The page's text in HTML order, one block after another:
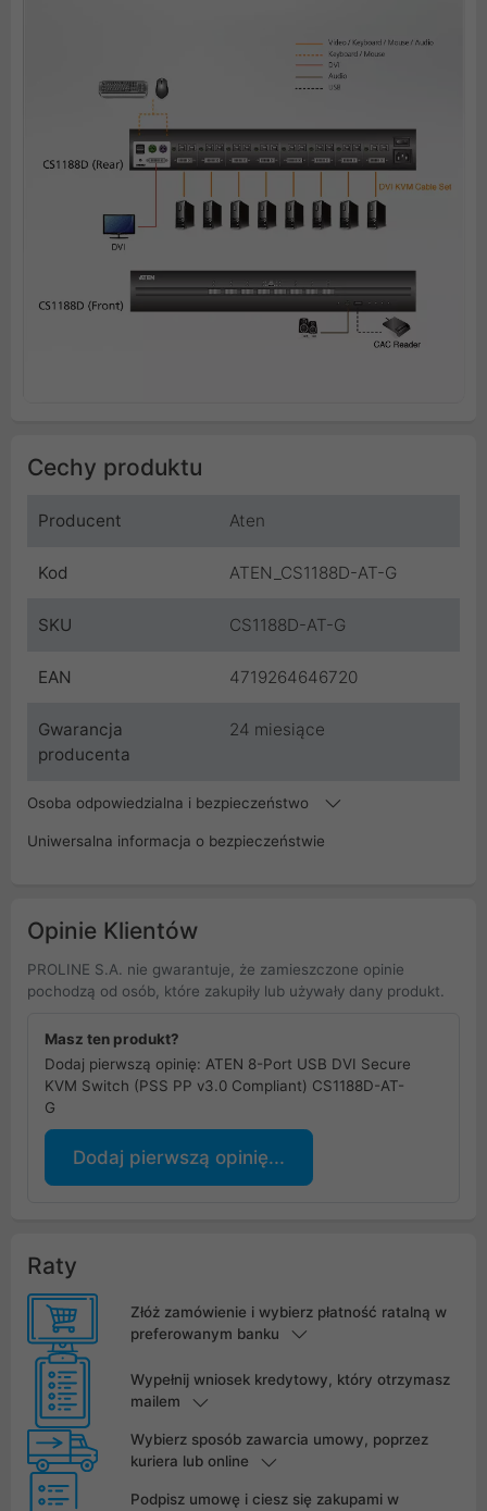
Cechy produktu
Producent Aten
Kod ATEN_CS1188D-AT-G
SKU CS1188D-AT-G
EAN 4719264646720
Gwarancja
producenta
24 miesiące
Osoba odpowiedzialna i bezpieczeństwo
Uniwersalna informacja o bezpieczeństwie
Opinie Klientów
PROLINE S.A. nie gwarantuje, że zamieszczone opinie
pochodzą od osób, które zakupiły lub używały dany produkt.
Masz ten produkt?
Dodaj pierwszą opinię: ATEN 8-Port USB DVI Secure
KVM Switch (PSS PP v3.0 Compliant) CS1188D-AT-
G
Dodaj pierwszą opinię...
Raty
Złóż zamówienie i wybierz płatność ratalną w
preferowanym banku
Wypełnij wniosek kredytowy, który otrzymasz
mailem
Wybierz sposób zawarcia umowy, poprzez
kuriera lub online
Podpisz umowę i ciesz się zakupami w